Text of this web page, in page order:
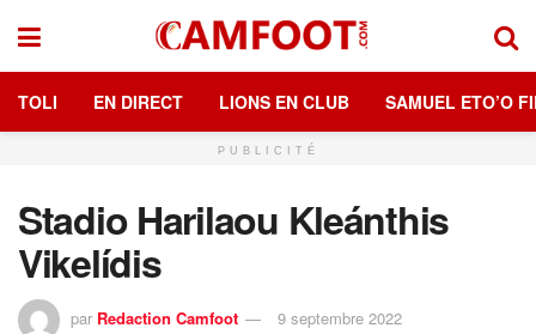
TOLI EN DIRECT LIONS EN CLUB SAMUEL ETO’O
PUBLICITÉ
Stadio Harilaou Kleánthis
Vikelídis
par Redaction Camfoot 9 septembre 2022